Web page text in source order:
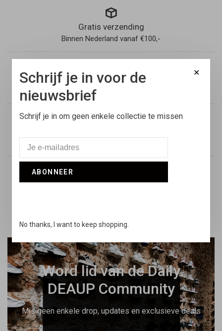
Gratis verzending
Binnen Nederland vanaf €100,-
Voor 17:00 besteld
Vandaag verstuurd
14 dagen niet goed geld terug
Snelle support
Word lid van de Daily
DEAUP Community
Mis geen enkele drop, updates en exclusieve deals
✕
Schrijf je in voor de
nieuwsbrief
Schrijf je in om geen enkele collectie te missen
ABONNEER
No thanks, I want to keep shopping.